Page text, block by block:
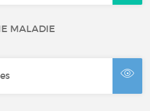
MALADIE